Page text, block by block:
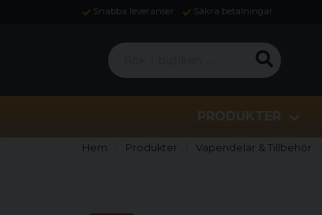
Snabba leveranser Säkra betalningar
Sök i butiken ...
PRODUKTER
Hem Produkter Vapendelar & Tillbehör